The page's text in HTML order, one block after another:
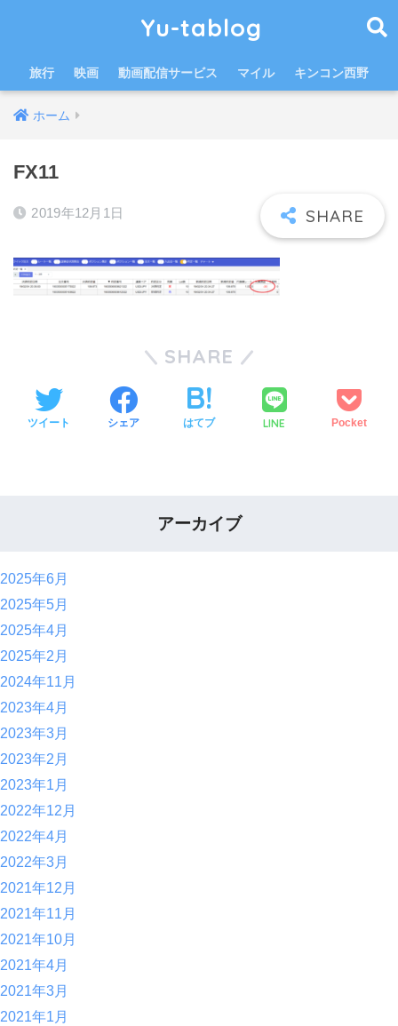
Yu-tablog
旅行 映画 動画配信サービス マイル キンコン西野
ホーム
FX11
2019年12月1日
SHARE
ツイート シェア はてブ LINE Pocket
アーカイブ
2025年6月
2025年5月
2025年4月
2025年2月
2024年11月
2023年4月
2023年3月
2023年2月
2023年1月
2022年12月
2022年4月
2022年3月
2021年12月
2021年11月
2021年10月
2021年4月
2021年3月
2021年1月